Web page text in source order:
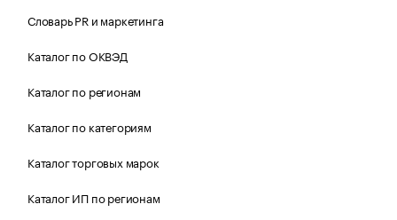
Словарь PR и маркетинга
Каталог по ОКВЭД
Каталог по регионам
Каталог по категориям
Каталог торговых марок
Каталог ИП по регионам